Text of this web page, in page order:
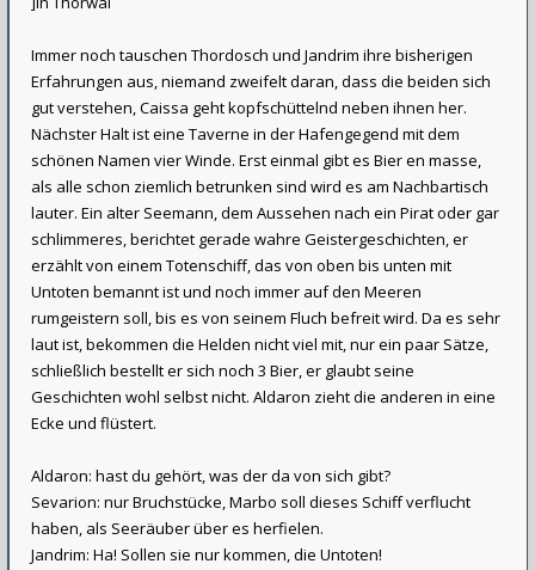
Immer noch tauschen Thordosch und Jandrim ihre bisherigen
Erfahrungen aus, niemand zweifelt daran, dass die beiden sich
gut verstehen, Caissa geht kopfschüttelnd neben ihnen her.
Nächster Halt ist eine Taverne in der Hafengegend mit dem
schönen Namen vier Winde. Erst einmal gibt es Bier en masse,
als alle schon ziemlich betrunken sind wird es am Nachbartisch
lauter. Ein alter Seemann, dem Aussehen nach ein Pirat oder gar
schlimmeres, berichtet gerade wahre Geistergeschichten, er
erzählt von einem Totenschiff, das von oben bis unten mit
Untoten bemannt ist und noch immer auf den Meeren
rumgeistern soll, bis es von seinem Fluch befreit wird. Da es sehr
laut ist, bekommen die Helden nicht viel mit, nur ein paar Sätze,
schließlich bestellt er sich noch 3 Bier, er glaubt seine
Geschichten wohl selbst nicht. Aldaron zieht die anderen in eine
Ecke und flüstert.
Aldaron: hast du gehört, was der da von sich gibt?
Sevarion: nur Bruchstücke, Marbo soll dieses Schiff verflucht
haben, als Seeräuber über es herfielen.
Jandrim: Ha! Sollen sie nur kommen, die Untoten!